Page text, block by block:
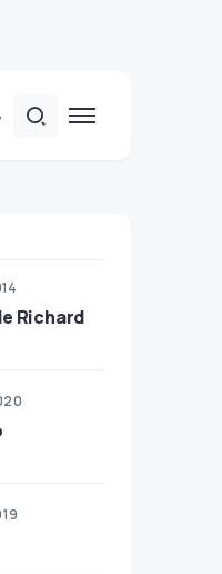
Richard